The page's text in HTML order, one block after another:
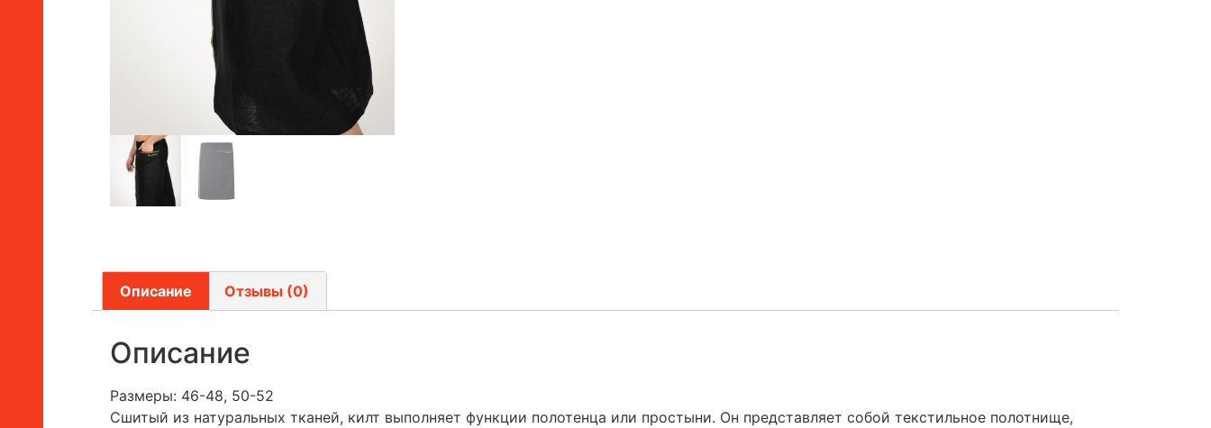
Описание Отзывы (0)
Описание
Размеры: 46-48, 50-52
Сшитый из натуральных тканей, килт выполняет функции полотенца или простыни. Он представляет собой текстильное полотнище,